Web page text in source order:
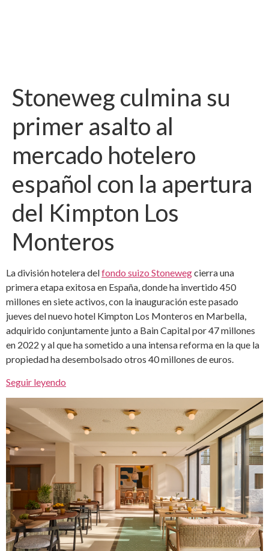
Stoneweg culmina su
primer asalto al
mercado hotelero
español con la apertura
del Kimpton Los
Monteros
La división hotelera delfondo suizo Stonewegcierra una
primera etapa exitosa en España, donde ha invertido 450
millones en siete activos, con la inauguración este pasado
jueves del nuevo hotel Kimpton Los Monteros en Marbella,
adquirido conjuntamente junto a Bain Capital por 47 millones
en 2022 y al que ha sometido a una intensa reforma en la que la
propiedad ha desembolsado otros 40 millones de euros.
Seguir leyendo